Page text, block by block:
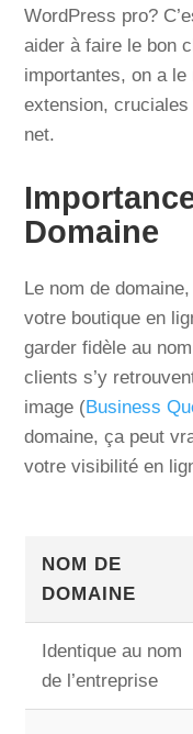
WordPress pro?
aider à faire le bon
importantes, on a
extension,
net.
Domaine
Le nom de
votre boutique en
garder fidèle au
clients s’y
image (Business
domaine, ça peut
votre visibilité en
NOM DE
DOMAINE
Identique au nom
de l’entreprise